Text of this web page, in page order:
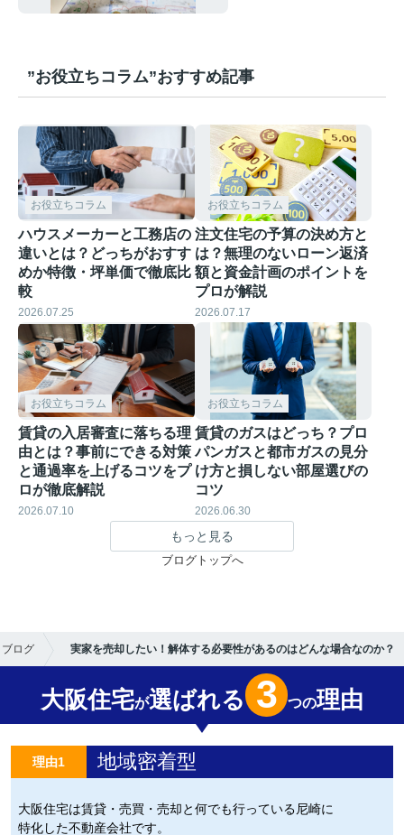
”お役立ちコラム”おすすめ記事
お役立ちコラム
ハウスメーカーと工務店の
違いとは？どっちがおすす
めか特徴・坪単価で徹底比
較
2026.07.25
お役立ちコラム
注文住宅の予算の決め方と
は？無理のないローン返済
額と資金計画のポイントを
プロが解説
2026.07.17
お役立ちコラム
賃貸の入居審査に落ちる理
由とは？事前にできる対策
と通過率を上げるコツをプ
ロが徹底解説
2026.07.10
お役立ちコラム
賃貸のガスはどっち？プロ
パンガスと都市ガスの見分
け方と損しない部屋選びの
コツ
2026.06.30
もっと見る
ブログトップへ
ブログ 実家を売却したい！解体する必要性があるのはどんな場合なのか？
大阪住宅が選ばれる 3 つの理由
理由1 地域密着型
大阪住宅は賃貸・売買・売却と何でも行っている尼崎に
特化した不動産会社です。